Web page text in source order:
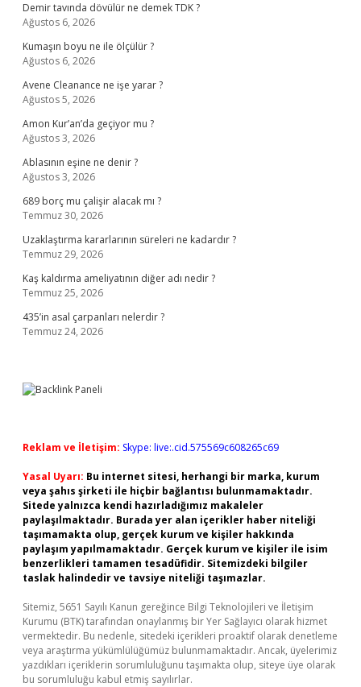
Demir tavında dövülür ne demek TDK ?
Ağustos 6, 2026
Kumaşın boyu ne ile ölçülür ?
Ağustos 6, 2026
Avene Cleanance ne işe yarar ?
Ağustos 5, 2026
Amon Kur’an’da geçiyor mu ?
Ağustos 3, 2026
Ablasının eşine ne denir ?
Ağustos 3, 2026
689 borç mu çalişir alacak mı ?
Temmuz 30, 2026
Uzaklaştırma kararlarının süreleri ne kadardır ?
Temmuz 29, 2026
Kaş kaldırma ameliyatının diğer adı nedir ?
Temmuz 25, 2026
435’in asal çarpanları nelerdir ?
Temmuz 24, 2026
Reklam ve İletişim: Skype: live:.cid.575569c608265c69
Yasal Uyarı: Bu internet sitesi, herhangi bir marka, kurum
veya şahıs şirketi ile hiçbir bağlantısı bulunmamaktadır.
Sitede yalnızca kendi hazırladığımız makaleler
paylaşılmaktadır. Burada yer alan içerikler haber niteliği
taşımamakta olup, gerçek kurum ve kişiler hakkında
paylaşım yapılmamaktadır. Gerçek kurum ve kişiler ile isim
benzerlikleri tamamen tesadüfidir. Sitemizdeki bilgiler
taslak halindedir ve tavsiye niteliği taşımazlar.
Sitemiz, 5651 Sayılı Kanun gereğince Bilgi Teknolojileri ve İletişim
Kurumu (BTK) tarafından onaylanmış bir Yer Sağlayıcı olarak hizmet
vermektedir. Bu nedenle, sitedeki içerikleri proaktif olarak denetleme
veya araştırma yükümlülüğümüz bulunmamaktadır. Ancak, üyelerimiz
yazdıkları içeriklerin sorumluluğunu taşımakta olup, siteye üye olarak
bu sorumluluğu kabul etmiş sayılırlar.